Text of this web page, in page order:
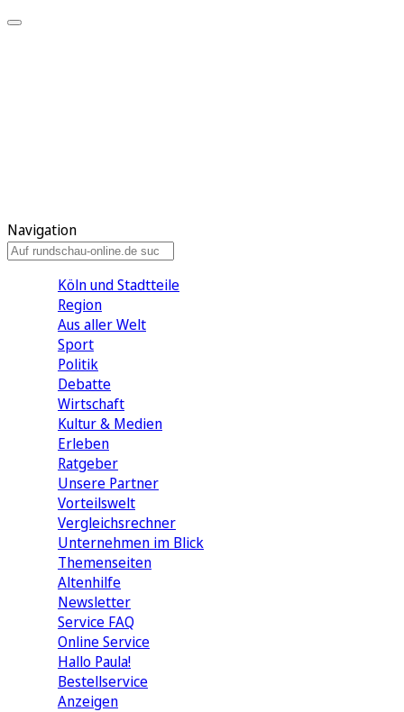
Navigation
Köln und Stadtteile
Region
Aus aller Welt
Sport
Politik
Debatte
Wirtschaft
Kultur & Medien
Erleben
Ratgeber
Unsere Partner
Vorteilswelt
Vergleichsrechner
Unternehmen im Blick
Themenseiten
Altenhilfe
Newsletter
Service FAQ
Online Service
Hallo Paula!
Bestellservice
Anzeigen